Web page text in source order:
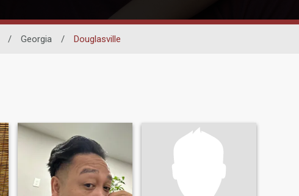
/ Georgia / Douglasville